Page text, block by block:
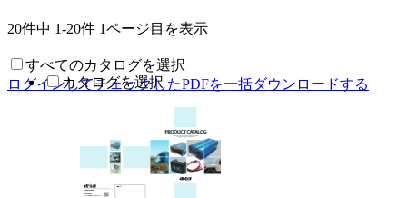
20件中 1-20件 1ページ目を表示
すべてのカタログを選択
ログインしてチェックしたPDFを一括ダウンロードする
カタログを選択